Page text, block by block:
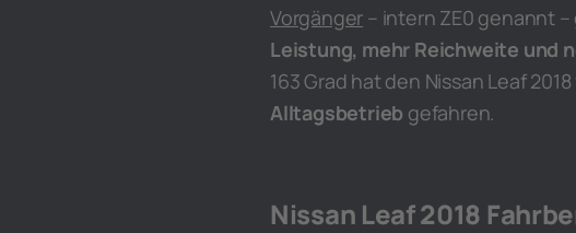
Vorgänger – intern ZE0 genannt
Leistung, mehr Reichweite und
163 Grad hat den Nissan Leaf
Alltagsbetrieb gefahren.
Nissan Leaf 2018